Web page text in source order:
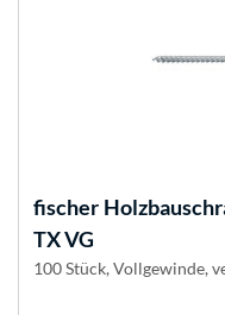
fischer
TX VG
100 Stück, Vollgewinde,